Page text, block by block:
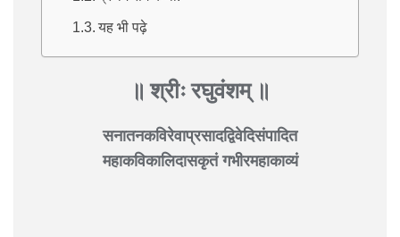
यह भी पढ़े
॥ श्रीः रघुवंशम् ॥
सनातनकविरेवाप्रसादद्विवेदिसंपादित
महाकविकालिदासकृतं गभीरमहाकाव्यं